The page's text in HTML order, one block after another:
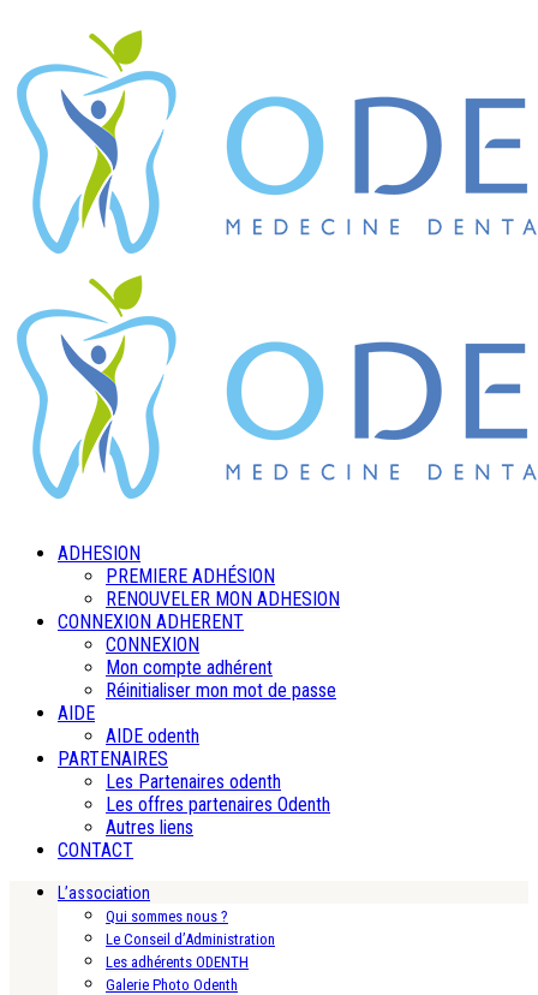
ADHESION
PREMIERE ADHÉSION
RENOUVELER MON ADHESION
CONNEXION ADHERENT
CONNEXION
Mon compte adhérent
Réinitialiser mon mot de passe
AIDE
AIDE odenth
PARTENAIRES
Les Partenaires odenth
Les offres partenaires Odenth
Autres liens
CONTACT
L’association
Qui sommes nous ?
Le Conseil d’Administration
Les adhérents ODENTH
Galerie Photo Odenth